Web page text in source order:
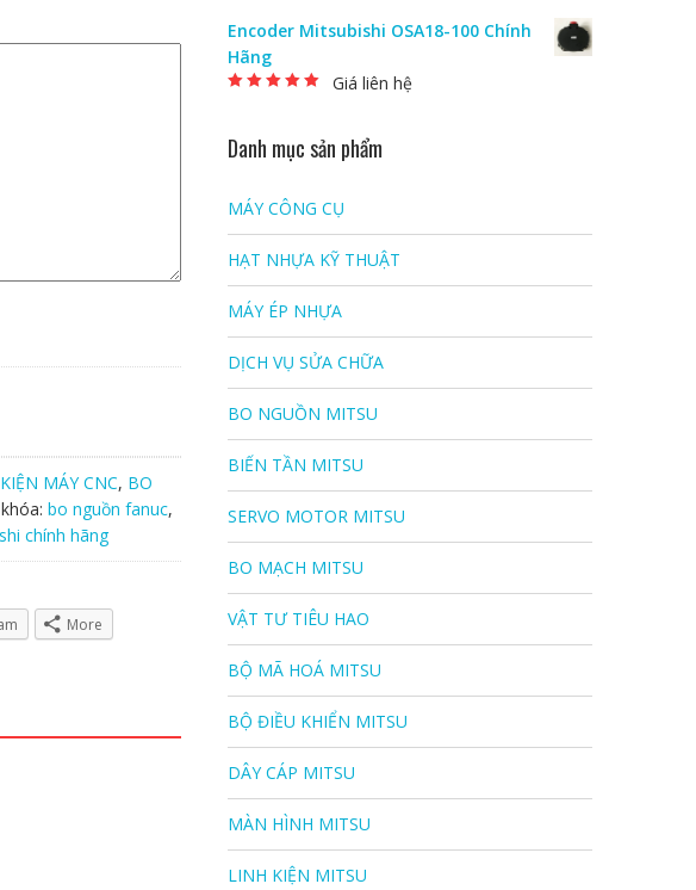
MÁY CNC, BO
bo nguồn fanuc,
chính hãng
More
Encoder Mitsubishi OSA18-100 Chính
Hãng
Giá liên hệ
Danh mục sản phẩm
MÁY CÔNG CỤ
HẠT NHỰA KỸ THUẬT
MÁY ÉP NHỰA
DỊCH VỤ SỬA CHỮA
BO NGUỒN MITSU
BIẾN TẦN MITSU
SERVO MOTOR MITSU
BO MẠCH MITSU
VẬT TƯ TIÊU HAO
BỘ MÃ HOÁ MITSU
BỘ ĐIỀU KHIỂN MITSU
DÂY CÁP MITSU
MÀN HÌNH MITSU
LINH KIỆN MITSU